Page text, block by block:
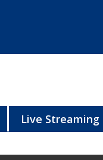
Live Streaming